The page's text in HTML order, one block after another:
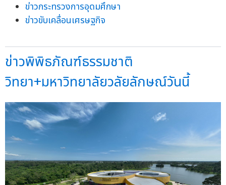
ข่าวกระทรวงการอุดมศึกษา
ข่าวขับเคลื่อนเศรษฐกิจ
ข่าวพิพิธภัณฑ์ธรรมชาติ
วิทยา+มหาวิทยาลัยวลัยลักษณ์วันนี้